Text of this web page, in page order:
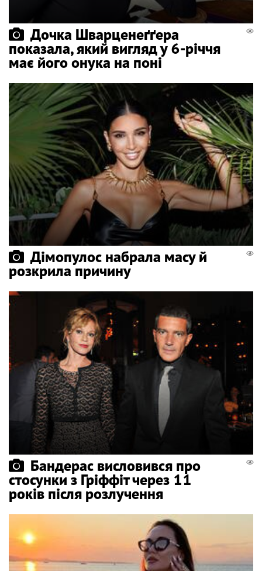
Дочка Шварценеґґера
показала, який вигляд у 6-річчя
має його онука на поні
Дімопулос набрала масу й
розкрила причину
Бандерас висловився про
стосунки з Гріффіт через 11
років після розлучення